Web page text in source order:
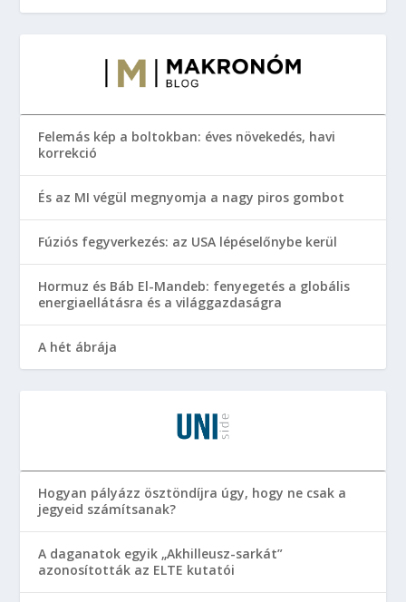
Felemás kép a boltokban: éves növekedés, havi
korrekció
És az MI végül megnyomja a nagy piros gombot
Fúziós fegyverkezés: az USA lépéselőnybe kerül
Hormuz és Báb El-Mandeb: fenyegetés a globális
energiaellátásra és a világgazdaságra
A hét ábrája
Hogyan pályázz ösztöndíjra úgy, hogy ne csak a
jegyeid számítsanak?
A daganatok egyik „Akhilleusz-sarkát”
azonosították az ELTE kutatói